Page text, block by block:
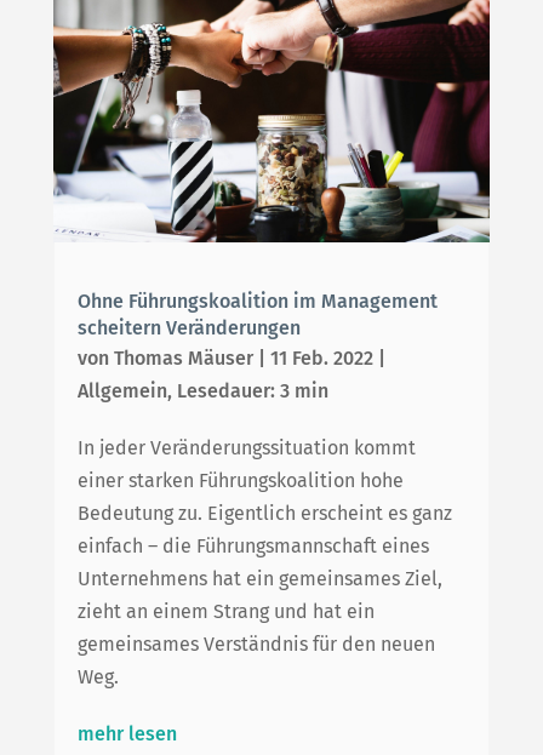
Ohne Führungskoalition im Management
scheitern Veränderungen
von Thomas Mäuser| 11 Feb. 2022|
Allgemein, Lesedauer: 3 min
In jeder Veränderungssituation kommt
einer starken Führungskoalition hohe
Bedeutung zu. Eigentlich erscheint es ganz
einfach – die Führungsmannschaft eines
Unternehmens hat ein gemeinsames Ziel,
zieht an einem Strang und hat ein
gemeinsames Verständnis für den neuen
Weg.
mehr lesen